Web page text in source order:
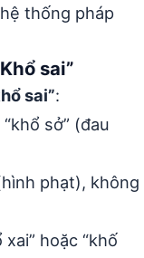
thống pháp
sai”
sai”:
sở” (đau
phạt), không
hoặc “khố